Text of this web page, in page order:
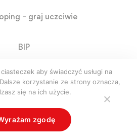
– graj uczciwie
BIP
RODO
Antydopingowa. Created by
whitenight.pl
aby świadczyć usługi na
korzystanie ze strony oznacza,
się na ich użycie.
zgodę